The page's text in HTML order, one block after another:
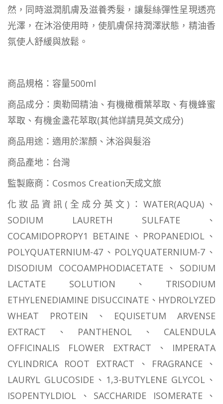
然，同時滋潤肌膚及滋養秀髮，讓髮絲彈性呈現透亮
光澤，在沐浴使用時，使肌膚保持潤澤狀態，精油香
氛使人舒緩與放鬆。
商品規格：容量500ml
商品成分：奧勒岡精油、有機橄欖葉萃取、有機蜂蜜
萃取、有機金盞花萃取(其他詳請見英文成分)
商品用途：適用於潔顏、沐浴與髮浴
商品產地：台灣
監製廠商：Cosmos Creation天成文旅
化妝品資訊(全成分英文)：WATER(AQUA)、
SODIUM LAURETH SULFATE、
COCAMIDOPROPY1 BETAINE、PROPANEDIOL、
POLYQUATERNIUM-47、POLYQUATERNIUM-7、
DISODIUM COCOAMPHODIACETATE、SODIUM
LACTATE SOLUTION、TRISODIUM
ETHYLENEDIAMINE DISUCCINATE、HYDROLYZED
WHEAT PROTEIN、EQUISETUM ARVENSE
EXTRACT、PANTHENOL、CALENDULA
OFFICINALIS FLOWER EXTRACT、IMPERATA
CYLINDRICA ROOT EXTRACT、FRAGRANCE、
LAURYL GLUCOSIDE、1,3-BUTYLENE GLYCOL、
ISOPENTYLDIOL、SACCHARIDE ISOMERATE、